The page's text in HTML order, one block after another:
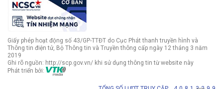
Giấy phép hoạt động số 43/GP-TTĐT do Cục Phát thanh truyền hình và
Thông tin điện tử, Bộ Thông tin và Truyền thông cấp ngày 12 tháng 3 năm
2019
Ghi rõ nguồn: http://scp.gov.vn/ khi sử dụng thông tin từ website này
Phát triển bởi: